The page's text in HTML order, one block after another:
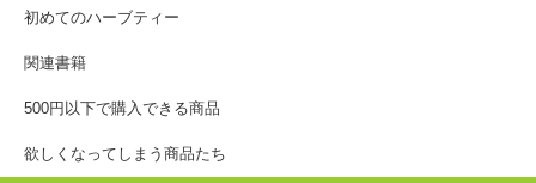
初めてのハーブティー
関連書籍
500円以下で購入できる商品
欲しくなってしまう商品たち